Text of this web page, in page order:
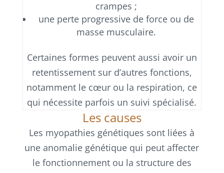
crampes ;
une perte progressive de force ou de
masse musculaire.
Certaines formes peuvent aussi avoir un
retentissement sur d’autres fonctions,
notamment le cœur ou la respiration, ce
qui nécessite parfois un suivi spécialisé.
Les causes
Les myopathies génétiques sont liées à
une anomalie génétique qui peut affecter
le fonctionnement ou la structure des